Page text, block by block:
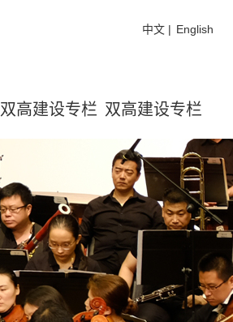
中文 | English
双高建设专栏 双高建设专栏